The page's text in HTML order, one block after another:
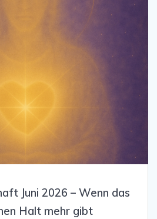
Juni 2026 – Wenn das
Halt mehr gibt